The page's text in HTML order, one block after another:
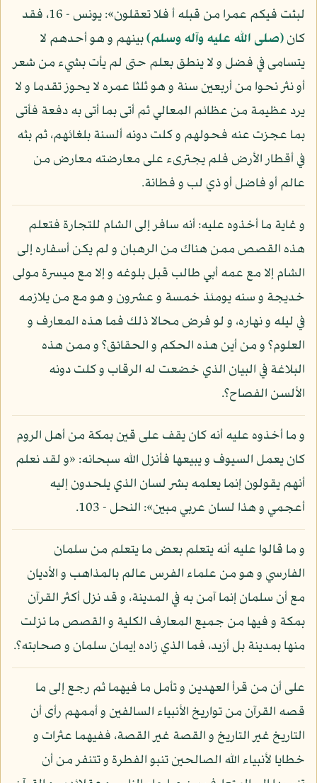
لبثت فيكم عمرا من قبله أ فلا تعقلون»: يونس - 16، فقد
كان(صلى الله عليه وآله وسلم)بينهم و هو أحدهم لا
يتسامى في فضل و لا ينطق بعلم حتى لم يأت بشيء من شعر
أو نثر نحوا من أربعين سنة و هو ثلثا عمره لا يحوز تقدما و لا
يرد عظيمة من عظائم المعالي ثم أتى بما أتى به دفعة فأتى
بما عجزت عنه فحولهم و كلت دونه ألسنة بلغائهم، ثم بثه
في أقطار الأرض فلم يجترىء على معارضته معارض من
عالم أو فاضل أو ذي لب و فطانة.
و غاية ما أخذوه عليه: أنه سافر إلى الشام للتجارة فتعلم
هذه القصص ممن هناك من الرهبان و لم يكن أسفاره إلى
الشام إلا مع عمه أبي طالب قبل بلوغه و إلا مع ميسرة مولى
خديجة و سنه يومئذ خمسة و عشرون و هو مع من يلازمه
في ليله و نهاره، و لو فرض محالا ذلك فما هذه المعارف و
العلوم؟ و من أين هذه الحكم و الحقائق؟ و ممن هذه
البلاغة في البيان الذي خضعت له الرقاب و كلت دونه
الألسن الفصاح؟.
و ما أخذوه عليه أنه كان يقف على قين بمكة من أهل الروم
كان يعمل السيوف و يبيعها فأنزل الله سبحانه: «و لقد نعلم
أنهم يقولون إنما يعلمه بشر لسان الذي يلحدون إليه
أعجمي و هذا لسان عربي مبين»: النحل - 103.
و ما قالوا عليه أنه يتعلم بعض ما يتعلم من سلمان
الفارسي و هو من علماء الفرس عالم بالمذاهب و الأديان
مع أن سلمان إنما آمن به في المدينة، و قد نزل أكثر القرآن
بمكة و فيها من جميع المعارف الكلية و القصص ما نزلت
منها بمدينة بل أزيد، فما الذي زاده إيمان سلمان و صحابته؟.
على أن من قرأ العهدين و تأمل ما فيهما ثم رجع إلى ما
قصه القرآن من تواريخ الأنبياء السالفين و أممهم رأى أن
التاريخ غير التاريخ و القصة غير القصة، ففيهما عثرات و
خطايا لأنبياء الله الصالحين تنبو الفطرة و تتنفر من أن